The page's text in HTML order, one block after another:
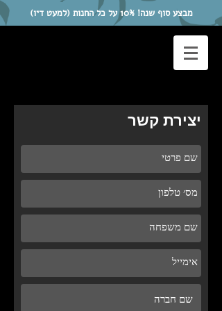
מבצע סוף שנה! 10% על כל החנות (למעט דיו)
יצירת קשר